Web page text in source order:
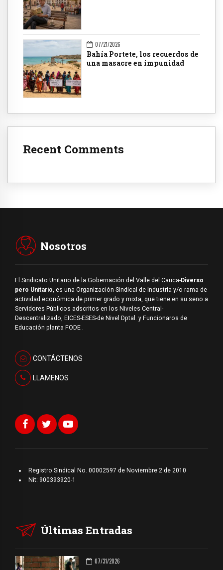
07/21/2026
Bahía Portete, los recuerdos de
una masacre en impunidad
Recent Comments
Nosotros
El Sindicato Unitario de la Gobernación del Valle del Cauca-Diverso
pero Unitario, es una Organización Sindical de Industria y/o rama de
actividad económica de primer grado y mixta, que tiene en su seno a
Servidores Públicos adscritos en los Niveles Central-
Descentralizado, EICES-ESES-de Nivel Dptal. y Funcionaros de
Educación planta FODE .
CONTÁCTENOS
LLAMENOS
Registro Sindical No. 00002597 de Noviembre 2 de 2010
Nit: 900393920-1
Últimas Entradas
07/31/2026